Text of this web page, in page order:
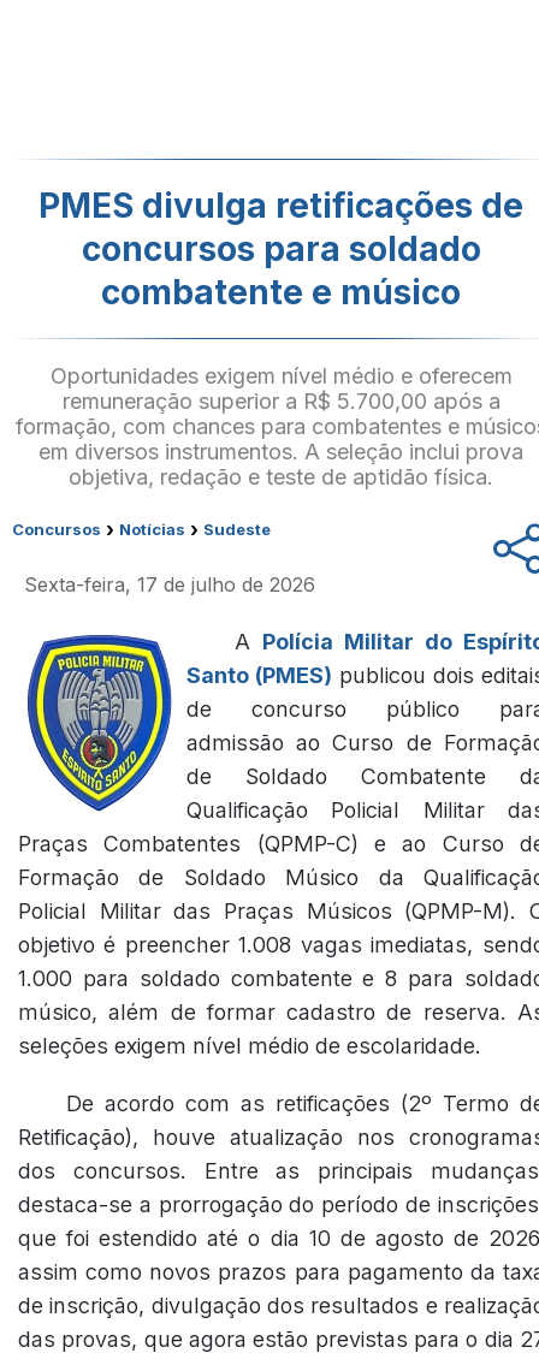
PMES divulga retificações de
concursos para soldado
combatente e músico
Oportunidades exigem nível médio e oferecem
remuneração superior a R$ 5.700,00 após a
formação, com chances para combatentes e
em diversos instrumentos. A seleção inclui prova
objetiva, redação e teste de aptidão física.
Concursos › Notícias › Sudeste
Sexta-feira, 17 de julho de 2026
A Polícia Militar do
Santo (PMES) publicou dois
de concurso público
admissão ao Curso de
de Soldado Combatente
Qualificação Policial Militar
Praças Combatentes (QPMP-C) e ao Curso
Formação de Soldado Músico da
Policial Militar das Praças Músicos (QPMP-M).
objetivo é preencher 1.008 vagas imediatas,
1.000 para soldado combatente e 8 para
músico, além de formar cadastro de reserva.
seleções exigem nível médio de escolaridade.
De acordo com as retificações (2º Termo
Retificação), houve atualização nos
dos concursos. Entre as principais
destaca-se a prorrogação do período de
que foi estendido até o dia 10 de agosto de
assim como novos prazos para pagamento da
de inscrição, divulgação dos resultados e
das provas, que agora estão previstas para o dia